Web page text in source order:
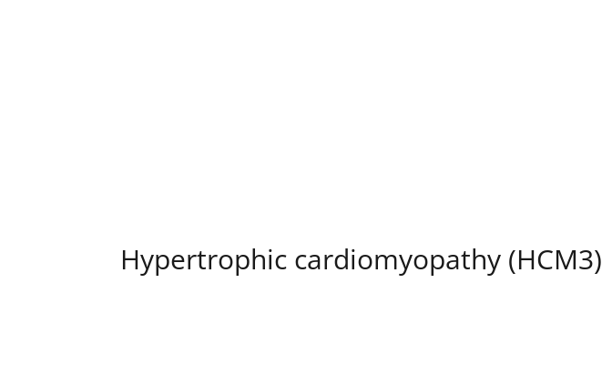
Hypertrophic cardiomyopathy (HCM3)